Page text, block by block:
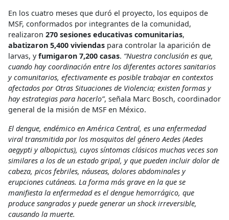
En los cuatro meses que duró el proyecto, los equipos de
MSF, conformados por integrantes de la comunidad,
realizaron 270 sesiones educativas comunitarias,
abatizaron 5,400 viviendas para controlar la aparición de
larvas, yfumigaron 7,200 casas. “Nuestra conclusión es que,
cuando hay coordinación entre los diferentes actores sanitarios
y comunitarios, efectivamente es posible trabajar en contextos
afectados por Otras Situaciones de Violencia; existen formas y
hay estrategias para hacerlo”, señala Marc Bosch, coordinador
general de la misión de MSF en México.
El dengue, endémico en América Central, es una enfermedad
viral transmitida por los mosquitos del género Aedes (Aedes
aegypti y albopictus), cuyos síntomas clásicos muchas veces son
similares a los de un estado gripal, y que pueden incluir dolor de
cabeza, picos febriles, náuseas, dolores abdominales y
erupciones cutáneas. La forma más grave en la que se
manifiesta la enfermedad es el dengue hemorrágico, que
produce sangrados y puede generar un shock irreversible,
causando la muerte.